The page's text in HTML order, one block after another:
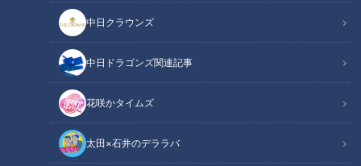
中日クラウンズ
中日ドラゴンズ関連記事
花咲かタイムズ
太田×石井のデララバ